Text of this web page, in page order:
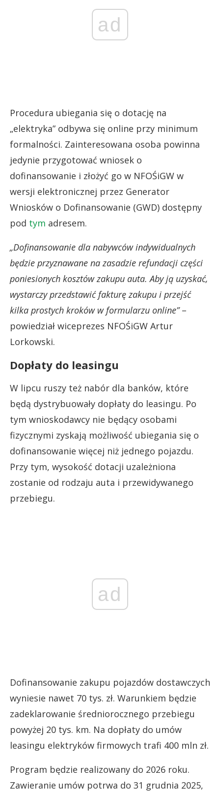
ad
Procedura ubiegania się o dotację na
„elektryka” odbywa się online przy minimum
formalności. Zainteresowana osoba powinna
jedynie przygotować wniosek o
dofinansowanie i złożyć go w NFOŚiGW w
wersji elektronicznej przez Generator
Wniosków o Dofinansowanie (GWD) dostępny
pod tym adresem.
„Dofinansowanie dla nabywców indywidualnych
będzie przyznawane na zasadzie refundacji części
poniesionych kosztów zakupu auta. Aby ją uzyskać,
wystarczy przedstawić fakturę zakupu i przejść
kilka prostych kroków w formularzu online”–
powiedział wiceprezes NFOŚiGW Artur
Lorkowski.
Dopłaty do leasingu
W lipcu ruszy też nabór dla banków, które
będą dystrybuowały dopłaty do leasingu. Po
tym wnioskodawcy nie będący osobami
fizycznymi zyskają możliwość ubiegania się o
dofinansowanie więcej niż jednego pojazdu.
Przy tym, wysokość dotacji uzależniona
zostanie od rodzaju auta i przewidywanego
przebiegu.
ad
Dofinansowanie zakupu pojazdów dostawczych
wyniesie nawet 70 tys. zł. Warunkiem będzie
zadeklarowanie średniorocznego przebiegu
powyżej 20 tys. km. Na dopłaty do umów
leasingu elektryków firmowych trafi 400 mln zł.
Program będzie realizowany do 2026 roku.
Zawieranie umów potrwa do 31 grudnia 2025,